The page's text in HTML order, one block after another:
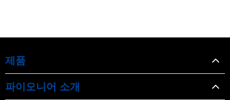
제품
파이오니어 소개